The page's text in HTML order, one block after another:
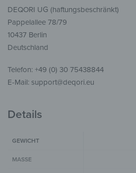
DEQORI UG (haftungsbeschränkt)
Pappelallee 78/79
10437 Berlin
Deutschland
Telefon: +49 (0) 30 75438844
E-Mail: support@deqori.eu
Details
GEWICHT
MASSE